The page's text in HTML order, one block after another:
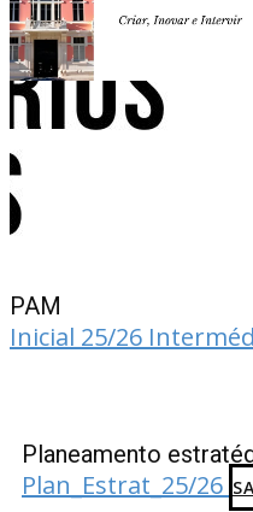
PAM
Inicial 25/26
Planeamento
Plan_Estrat_25/26